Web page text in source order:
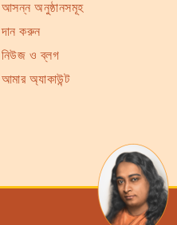
আসন্ন অনুষ্ঠানসমূহ
দান করুন
নিউজ ও ব্লগ
আমার অ্যাকাউন্ট